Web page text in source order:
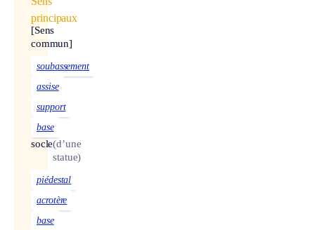
principaux
[Sens
commun]
soubassement
assise
support
base
socle(d’une
statue)
piédestal
acrotère
base